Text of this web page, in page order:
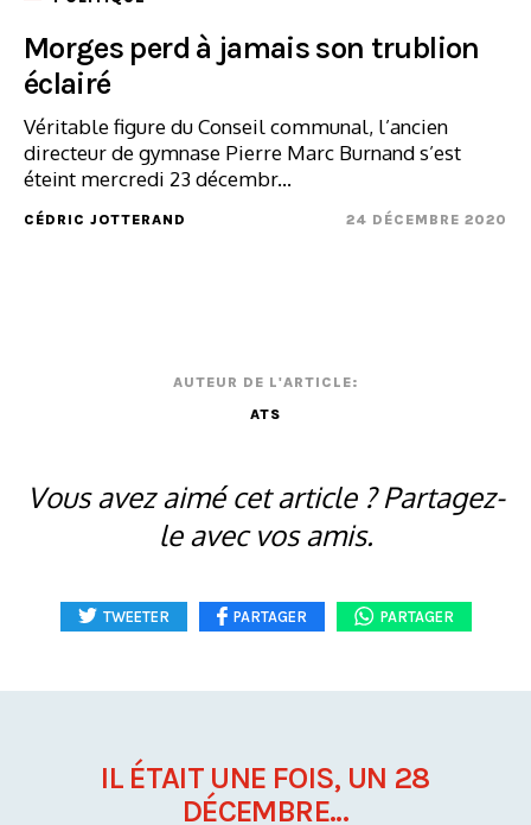
Morges perd à jamais son trublion
éclairé
Véritable figure du Conseil communal, l’ancien
directeur de gymnase Pierre Marc Burnand s’est
éteint mercredi 23 décembr...
CÉDRIC JOTTERAND 24 DÉCEMBRE 2020
AUTEUR DE L'ARTICLE:
ATS
Vous avez aimé cet article ? Partagez-
le avec vos amis.
TWEETER PARTAGER PARTAGER
IL ÉTAIT UNE FOIS, UN 28
DÉCEMBRE...